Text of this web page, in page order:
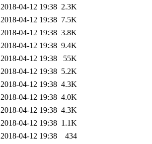
2018-04-12 19:38 2.3K
2018-04-12 19:38 7.5K
2018-04-12 19:38 3.8K
2018-04-12 19:38 9.4K
2018-04-12 19:38
55K
2018-04-12 19:38 5.2K
2018-04-12 19:38 4.3K
2018-04-12 19:38 4.0K
2018-04-12 19:38 4.3K
2018-04-12 19:38 1.1K
2018-04-12 19:38
434